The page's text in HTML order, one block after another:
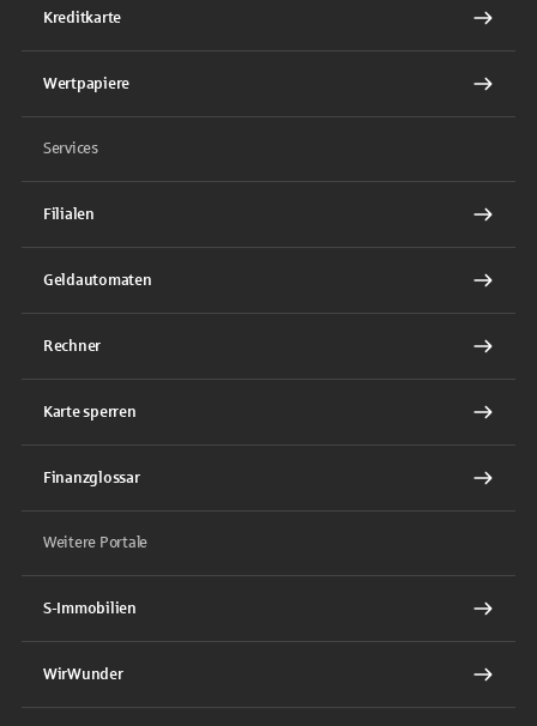
Kreditkarte
Wertpapiere
Services
Filialen
Geldautomaten
Rechner
Karte sperren
Finanzglossar
Weitere Portale
S-Immobilien
WirWunder